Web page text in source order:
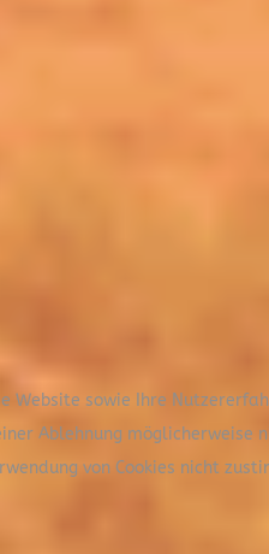
sowie Ihre
Ablehnung möglicherweise
von Cookies nicht